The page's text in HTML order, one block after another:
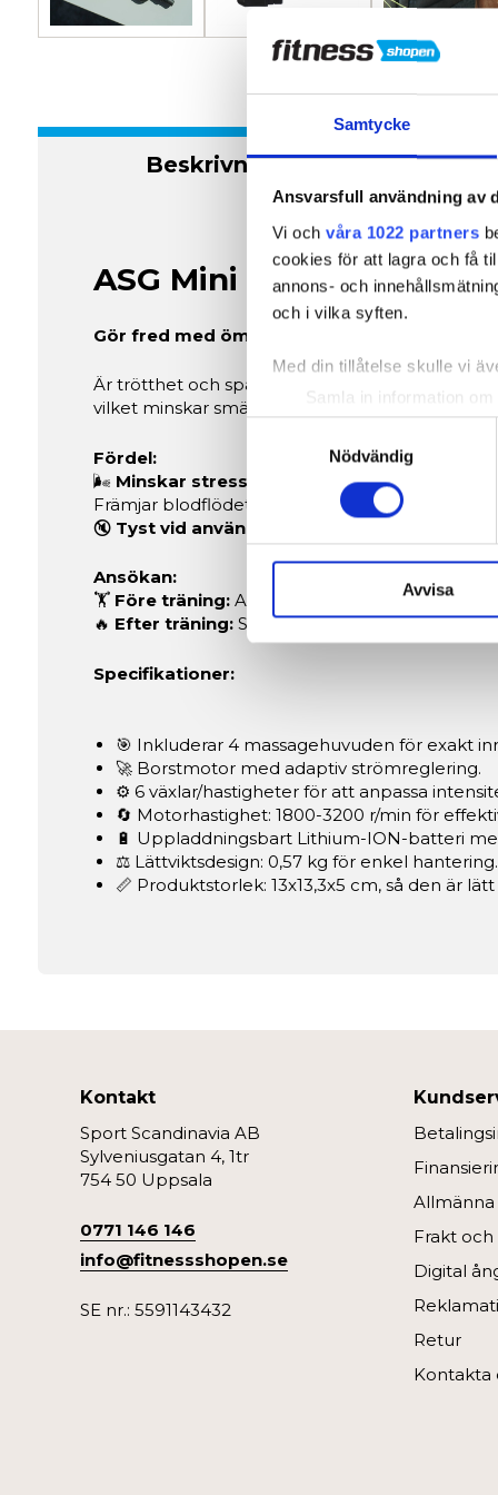
Samtycke
Ansvarsfull användning av
Vi och våra 1022 partners
cookies för att lagra och få
annons- och
och i vilka syften.
Med din tillåtelse skulle vi
Samla in information
Identifiera din enhet
Ta reda på mer om hur
eller dra tillbaka ditt
sociala medier och
till de sociala medier och
med annan information som
Nödvändig
Avvisa
Beskrivning
ASG Mini Massagepistol
Gör fred med ömma muskler med ASG
Är trötthet och spänning efter träning din
vilket minskar smärta och spänningar i kroppen.
Fördel:
🌬 Minskar stress och muskelspänningar:
Främjar blodflödet för att stärka
🔇 Tyst vid användning:
Ansökan:
🏋️ Före träning:Aktivera dina muskler och
🔥 Efter träning:Snabba upp
Specifikationer:
🎯 Inkluderar 4 massagehuvuden för exakt
🚀 Borstmotor med adaptiv strömreglering.
⚙️ 6 växlar/hastigheter för att anpassa
🔄 Motorhastighet: 1800-3200 r/min för
🔋 Uppladdningsbart Lithium-ION-batteri
⚖️ Lättviktsdesign: 0,57 kg för enkel hantering.
📏 Produktstorlek: 13x13,3x5 cm, så den är
Kontakt
Sport Scandinavia AB
Sylveniusgatan 4, 1tr
754 50 Uppsala
0771 146 146
info@fitnessshopen.se
SE nr.: 5591143432
Frakt och
Digital
Retur
Kontakta